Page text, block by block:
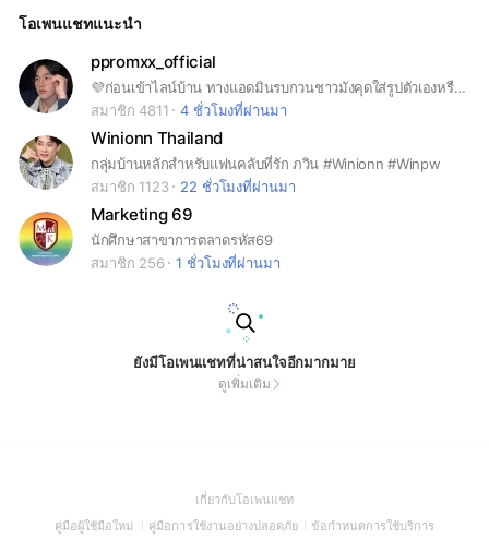
โอเพนแชทแนะนำ
ppromxx_official
💜ก่อนเข้าไลน์บ้าน ทางแอดมินรบกวนชาวมังคุดใส่รูปตัวเองหรือรูปพร้อมด้วยนะคะ ส่วนชื่อที่ใช้ในการตั้ง แอดขอเป็นตัวอักษร เช่น พร้อมค้าบ, promkub💜แบบนี้เป็นต้นค่ะ ขอบคุณค่ะ🙏. 💜For Interfan , Please include a picture and name in letters only. 💜เมื่อเข้ามาแล้ว รบกวนอ่านกฎด้วยนะคะ 💜รักและเอ็นดูพร้อมไปนานๆน้าาา💜
สมาชิก 4811
4 ชั่วโมงที่ผ่านมา
Winionn Thailand
กลุ่มบ้านหลักสำหรับแฟนคลับที่รัก ภวิน #Winionn #Winpw
สมาชิก 1123
22 ชั่วโมงที่ผ่านมา
Marketing 69
นักศึกษาสาขาการตลาดรหัส69
สมาชิก 256
1 ชั่วโมงที่ผ่านมา
ยังมีโอเพนแชทที่น่าสนใจอีกมากมาย
ดูเพิ่มเติม
เกี่ยวกับโอเพนแชท(Open
in
คู่มือผู้ใช้มือใหม่
(Open
คู่มือการใช้งานอย่างปลอดภัย(Open
ข้อกำหนดการใช้บริการ(Open